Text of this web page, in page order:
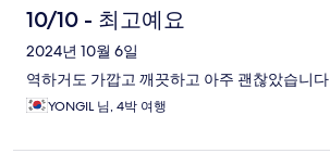
10/10 - 최고예요
2024년 10월 6일
역하거도 가깝고 깨끗하고 아주 괜찮았습니다
YONGIL 님, 4박 여행